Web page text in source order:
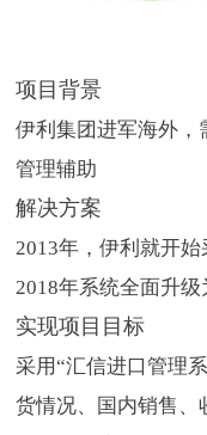
项目背景
伊利集团进军海外，
管理辅助
解决方案
2013年，伊利就开
2018年系统全面升级
实现项目目标
采用“汇信进口管理
货情况、国内销售、